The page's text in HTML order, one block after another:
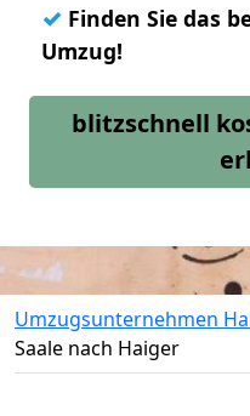
✓ Finden Sie das
Umzug!
blitzschnell
Umzugsunternehmen
Saale nach Haiger